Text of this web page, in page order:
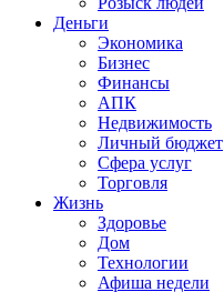
Деньги
Экономика
Бизнес
Финансы
АПК
Недвижимость
Личный бюджет
Сфера услуг
Торговля
Жизнь
Здоровье
Дом
Технологии
Афиша недели